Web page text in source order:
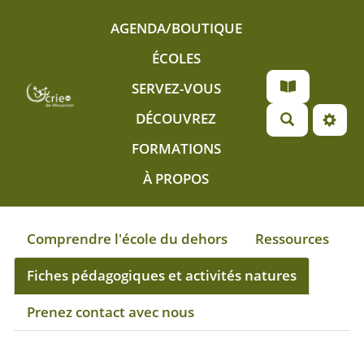
Aller au contenu principal
AGENDA/BOUTIQUE
ÉCOLES
SERVEZ-VOUS
DÉCOUVREZ
FORMATIONS
À PROPOS
Comprendre l'école du dehors
Ressources
Fiches pédagogiques et activités natures
Prenez contact avec nous